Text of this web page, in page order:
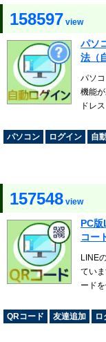
158597 view
パソ
法（
パソ
機能
ドレ
パソコン
ログイン 自
157548 view
PC
コー
LINE
てい
ード
QRコード
友達追加 ロ